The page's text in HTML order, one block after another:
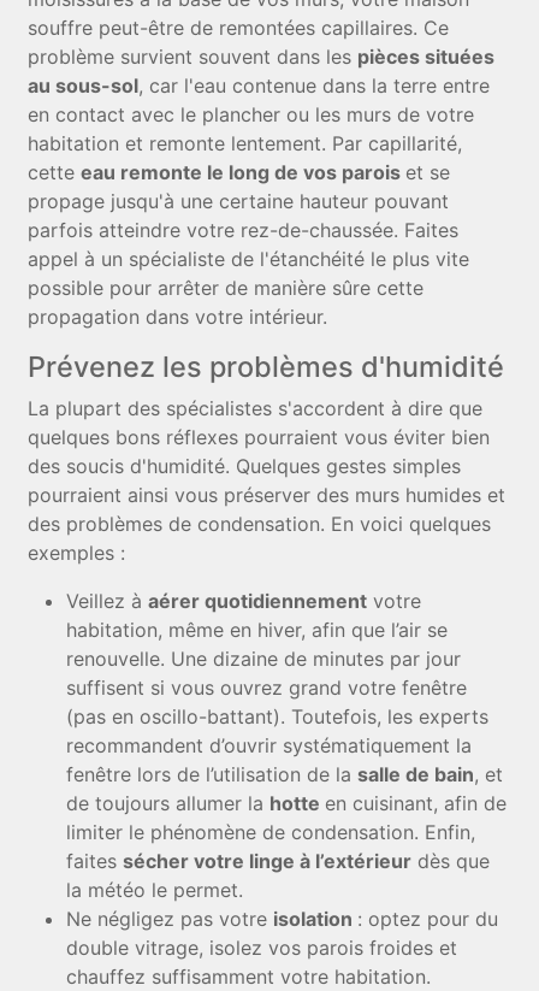
souffre peut-être de remontées capillaires. Ce
problème survient souvent dans les pièces situées
au sous-sol, car l'eau contenue dans la terre entre
en contact avec le plancher ou les murs de votre
habitation et remonte lentement. Par capillarité,
cetteeau remonte le long de vos parois et se
propage jusqu'à une certaine hauteur pouvant
parfois atteindre votre rez-de-chaussée. Faites
appel à un spécialiste de l'étanchéité le plus vite
possible pour arrêter de manière sûre cette
propagation dans votre intérieur.
Prévenez les problèmes d'humidité
La plupart des spécialistes s'accordent à dire que
quelques bons réflexes pourraient vous éviter bien
des soucis d'humidité. Quelques gestes simples
pourraient ainsi vous préserver des murs humides et
des problèmes de condensation. En voici quelques
exemples :
Veillez àaérer quotidiennement votre
habitation, même en hiver, afin que l’air se
renouvelle. Une dizaine de minutes par jour
suffisent si vous ouvrez grand votre fenêtre
(pas en oscillo-battant). Toutefois, les experts
recommandent d’ouvrir systématiquement la
fenêtre lors de l’utilisation de lasalle de bain, et
de toujours allumer la hotte en cuisinant, afin de
limiter le phénomène de condensation. Enfin,
faitessécher votre linge à l’extérieur dès que
la météo le permet.
Ne négligez pas votre isolation : optez pour du
double vitrage, isolez vos parois froides et
chauffez suffisamment votre habitation.